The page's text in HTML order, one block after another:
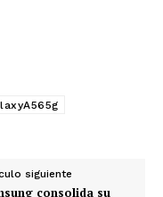
siguiente
consolida su